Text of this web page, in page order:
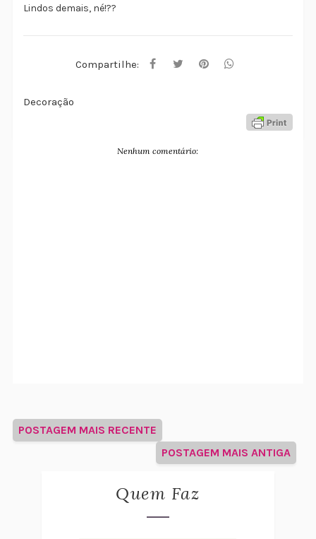
Lindos demais, né!??
Compartilhe:
Decoração
Nenhum comentário:
POSTAGEM MAIS RECENTE
POSTAGEM MAIS ANTIGA
Quem Faz